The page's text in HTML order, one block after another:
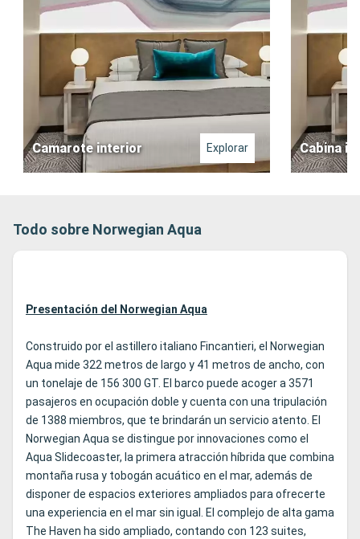
Camarote interior Explorar Cabina
Todo sobre Norwegian Aqua
Presentación del Norwegian Aqua
Construido por el astillero italiano Fincantieri, el Norwegian
Aqua mide 322 metros de largo y 41 metros de ancho, con
un tonelaje de 156 300 GT. El barco puede acoger a 3571
pasajeros en ocupación doble y cuenta con una tripulación
de 1388 miembros, que te brindarán un servicio atento. El
Norwegian Aqua se distingue por innovaciones como el
Aqua Slidecoaster, la primera atracción híbrida que combina
montaña rusa y tobogán acuático en el mar, además de
disponer de espacios exteriores ampliados para ofrecerte
una experiencia en el mar sin igual. El complejo de alta gama
The Haven ha sido ampliado, contando con 123 suites,